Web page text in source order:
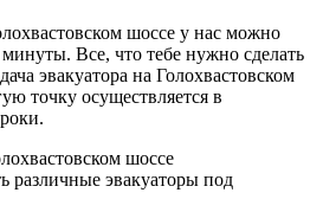
шоссе у нас можно
Все, что тебе нужно сделать
эвакуатора на Голохвастовском
точку осуществляется в
различные эвакуаторы под